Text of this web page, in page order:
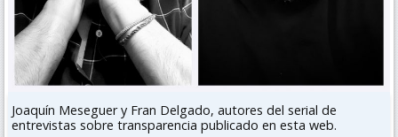
Joaquín Meseguer y Fran Delgado, autores del serial de
entrevistas sobre transparencia publicado en esta web.